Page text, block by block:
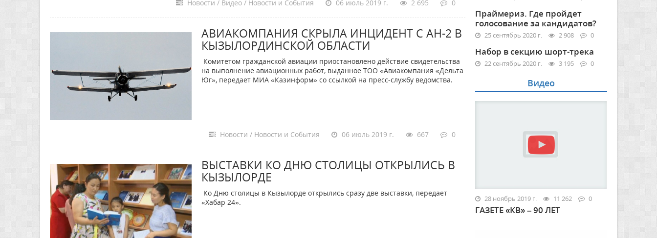
Новости / Видео / Новости и События 06 июль 2019 г. 2 695 0
АВИАКОМПАНИЯ СКРЫЛА ИНЦИДЕНТ С АН-2 В
КЫЗЫЛОРДИНСКОЙ ОБЛАСТИ
Комитетом гражданской авиации приостановлено действие свидетельства
на выполнение авиационных работ, выданное ТОО «Авиакомпания «Дельта
Юг», передает МИА «Казинформ» со ссылкой на пресс-службу ведомства.
Новости / Новости и События 06 июль 2019 г. 667 0
ВЫСТАВКИ КО ДНЮ СТОЛИЦЫ ОТКРЫЛИСЬ В
КЫЗЫЛОРДЕ
Ко Дню столицы в Кызылорде открылись сразу две выставки, передает
«Хабар 24».
Праймериз. Где пройдет
голосование за кандидатов?
25 сентябрь 2020 г. 2 908 0
Набор в секцию шорт-трека
22 сентябрь 2020 г. 3 195 0
Видео
28 ноябрь 2019 г. 11 262 0
ГАЗЕТЕ «КВ» – 90 ЛЕТ